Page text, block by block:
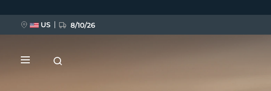
US 8/10/26